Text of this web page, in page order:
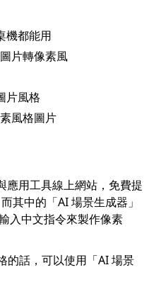
機都能用
片轉像素風
片風格
風格圖片
應用工具線上網站，免費提
其中的「AI 場景生成器」
入中文指令來製作像素
的話，可以使用「AI 場景